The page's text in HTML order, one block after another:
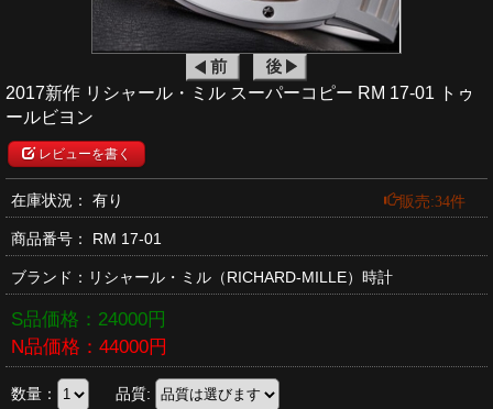
2017新作 リシャール・ミル スーパーコピー RM 17-01 トゥ
ールビヨン
レビューを書く
在庫状況： 有り 販売:34件
商品番号： RM 17-01
ブランド： リシャール・ミル （RICHARD-MILLE）時計
S品価格： 24000円
N品価格： 44000円
数量： 品質: